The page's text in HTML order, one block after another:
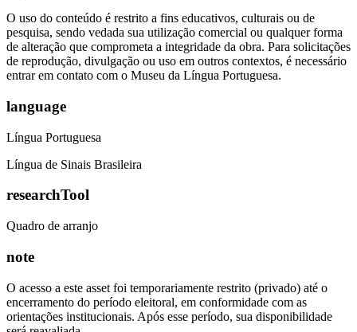
O uso do conteúdo é restrito a fins educativos, culturais ou de
pesquisa, sendo vedada sua utilização comercial ou qualquer forma
de alteração que comprometa a integridade da obra. Para solicitações
de reprodução, divulgação ou uso em outros contextos, é necessário
entrar em contato com o Museu da Língua Portuguesa.
language
Língua Portuguesa
Língua de Sinais Brasileira
researchTool
Quadro de arranjo
note
O acesso a este asset foi temporariamente restrito (privado) até o
encerramento do período eleitoral, em conformidade com as
orientações institucionais. Após esse período, sua disponibilidade